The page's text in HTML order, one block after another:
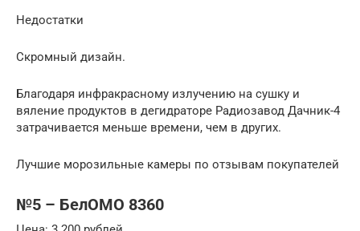
Недостатки
Скромный дизайн.
Благодаря инфракрасному излучению на сушку и
вяление продуктов в дегидраторе Радиозавод Дачник-4
затрачивается меньше времени, чем в других.
Лучшие морозильные камеры по отзывам покупателей
№5 – БелОМО 8360